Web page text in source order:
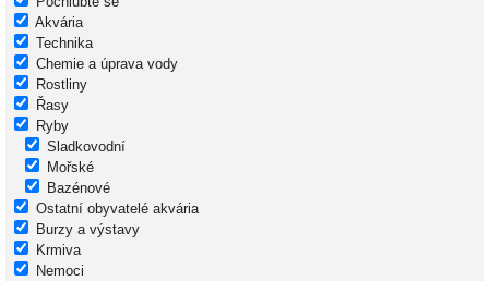
Akvária
Technika
Chemie a úprava vody
Rostliny
Řasy
Ryby
Sladkovodní
Mořské
Bazénové
Ostatní obyvatelé akvária
Burzy a výstavy
Krmiva
Nemoci